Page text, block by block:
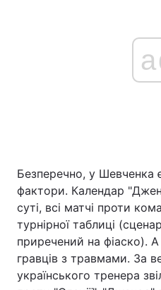
Безперечно, у Шевченка
фактори. Календар
суті, всі матчі проти
турнірної таблиці
приречений на фіаско).
гравців з травмами. За
українського тренера